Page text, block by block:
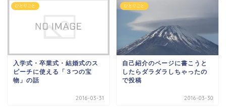
ひとりごと
入学式・卒業式・結婚式のス
ピーチに使える「３つの宝
物」の話
2016-03-31
ひとりごと
自己紹介のページに書こうと
したらダラダラしちゃったの
で投稿
2016-03-30